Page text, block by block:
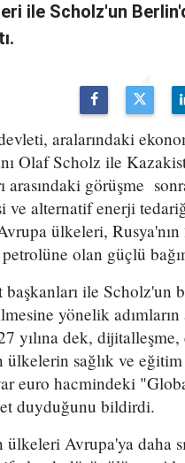
ile Scholz'un
aralarındaki
Olaf Scholz ile
arasındaki görüşme
alternatif enerji
ülkeleri, Rusya'nın
olan güçlü
ile Scholz'un
yönelik
dek, dijitalleşme,
sağlık ve
euro hacmindeki
duyduğunu bildirdi.
Avrupa'ya daha